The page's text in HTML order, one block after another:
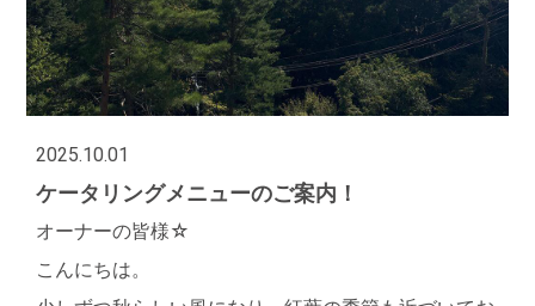
2025.10.01
ケータリングメニューのご案内！
オーナーの皆様☆
こんにちは。